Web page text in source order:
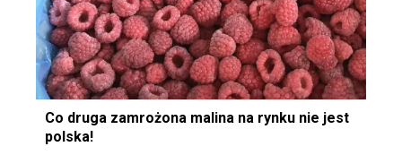
Co druga zamrożona malina na rynku nie jest
polska!